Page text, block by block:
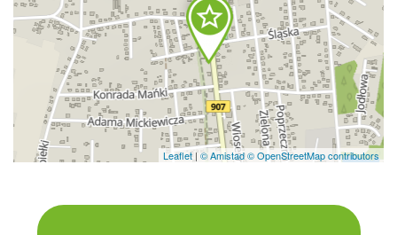
Leaflet | © Amistad© OpenStreetMap contributors